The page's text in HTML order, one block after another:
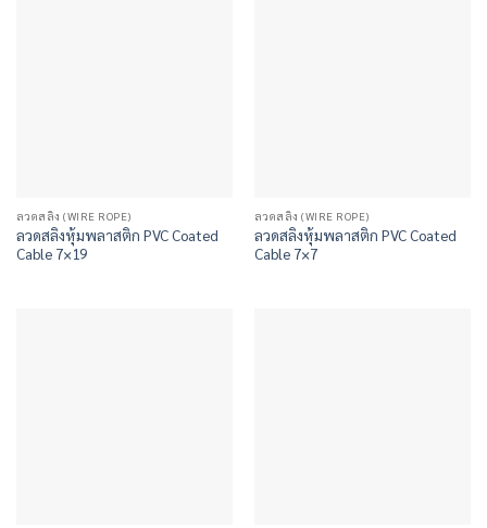
ลวดสลิง (WIRE ROPE)
ลวดสลิงหุ้มพลาสติก PVC Coated
Cable 7×19
ลวดสลิง (WIRE ROPE)
ลวดสลิงหุ้มพลาสติก PVC Coated
Cable 7×7